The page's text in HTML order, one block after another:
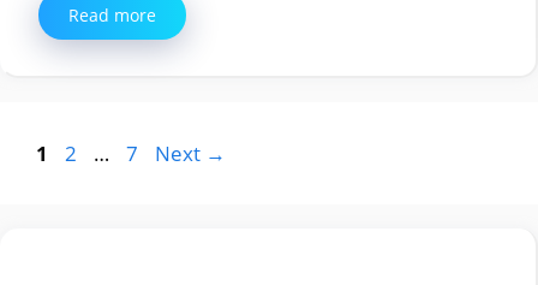
Read more
Page
1 Page
2 … Page
7 Next →